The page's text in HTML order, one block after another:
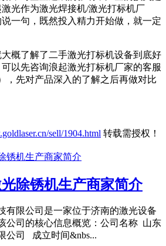
光作为激光焊接机/激光打标机厂
一句，既然投入精力开始做，就一定
概了解了二手激光打标机设备到底好
以先咨询浪起激光打标机厂家的客服
，先对产品深入的了解之后再做对比
sell/1904.html 转载需授权！
除锈机生产商家简介
有限公司是一家位于济南的激光设备
公司的核心信息概览：公司名称 山东
公司 成立时间&nbs...